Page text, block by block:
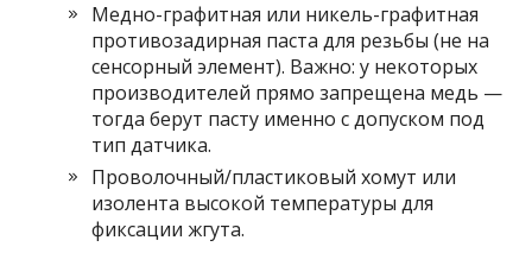
Медно-графитная или никель-графитная
противозадирная паста для резьбы (не на
сенсорный элемент). Важно: у некоторых
производителей прямо запрещена медь —
тогда берут пасту именно с допуском под
тип датчика.
Проволочный/пластиковый хомут или
изолента высокой температуры для
фиксации жгута.